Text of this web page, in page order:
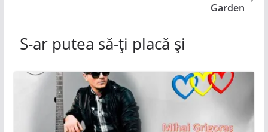
Garden
S-ar putea să-ți placă și